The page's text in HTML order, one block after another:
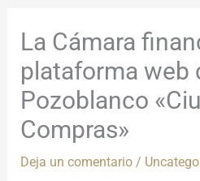
La Cámara
plataforma web
Pozoblanco
Compras»
Deja un comentario /